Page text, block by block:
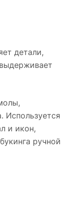
детали,
Используется
и икон,
ручной